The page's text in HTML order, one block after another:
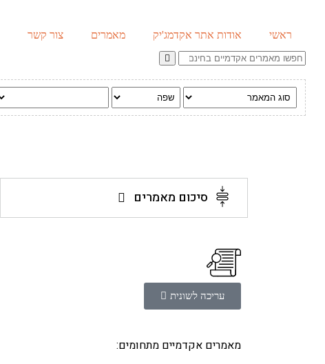
ראשי אודות אתר אקדמג'יק מאמרים צור קשר
סיכום מאמרים
עריכה לשונית
מאמרים אקדמיים מתחומים: